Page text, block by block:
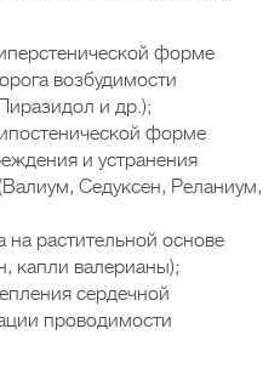
форме
возбудимости
и др.);
форме
и устранения
Седуксен, Реланиум,
на растительной основе
капли валерианы);
сердечной
проводимости